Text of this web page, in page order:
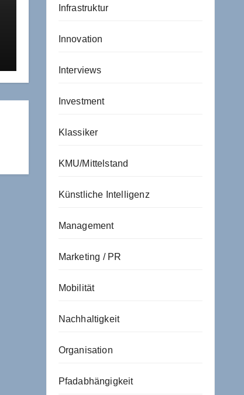
Infrastruktur
Innovation
Interviews
Investment
Klassiker
KMU/Mittelstand
Künstliche Intelligenz
Management
Marketing / PR
Mobilität
Nachhaltigkeit
Organisation
Pfadabhängigkeit